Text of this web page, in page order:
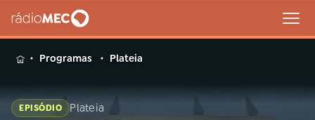
MENUProgramas Plateia
EPISÓDIO Plateia